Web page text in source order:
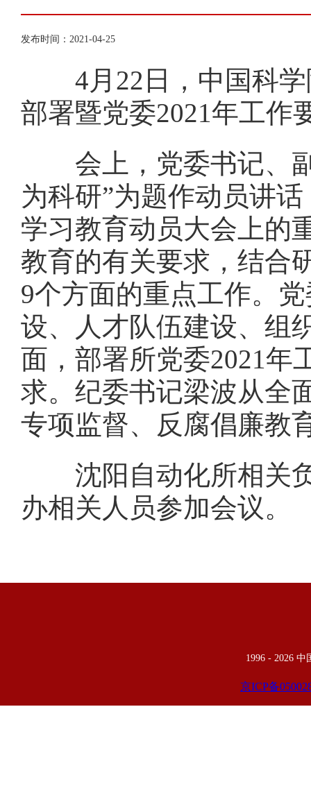
发布时间：2021-04-25
4月22日，中国科学
部署暨党委2021年工作
会上，党委书记、副
为科研”为题作动员讲
学习教育动员大会上的
教育的有关要求，结合
9个方面的重点工作。
设、人才队伍建设、组
面，部署所党委2021年
求。纪委书记梁波从全
专项监督、反腐倡廉教
沈阳自动化所相关负
办相关人员参加会议。
1996 - 2026 中
京ICP备